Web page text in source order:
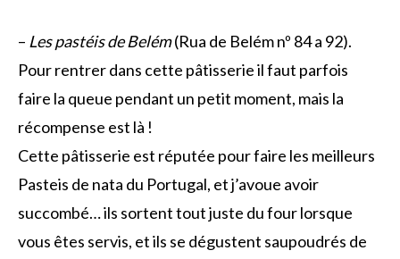
– Les pastéis de Belém(Rua de Belém nº 84 a 92).
Pour rentrer dans cette pâtisserie il faut parfois
faire la queue pendant un petit moment, mais la
récompense est là !
Cette pâtisserie est réputée pour faire les meilleurs
Pasteis de nata du Portugal, et j’avoue avoir
succombé… ils sortent tout juste du four lorsque
vous êtes servis, et ils se dégustent saupoudrés de